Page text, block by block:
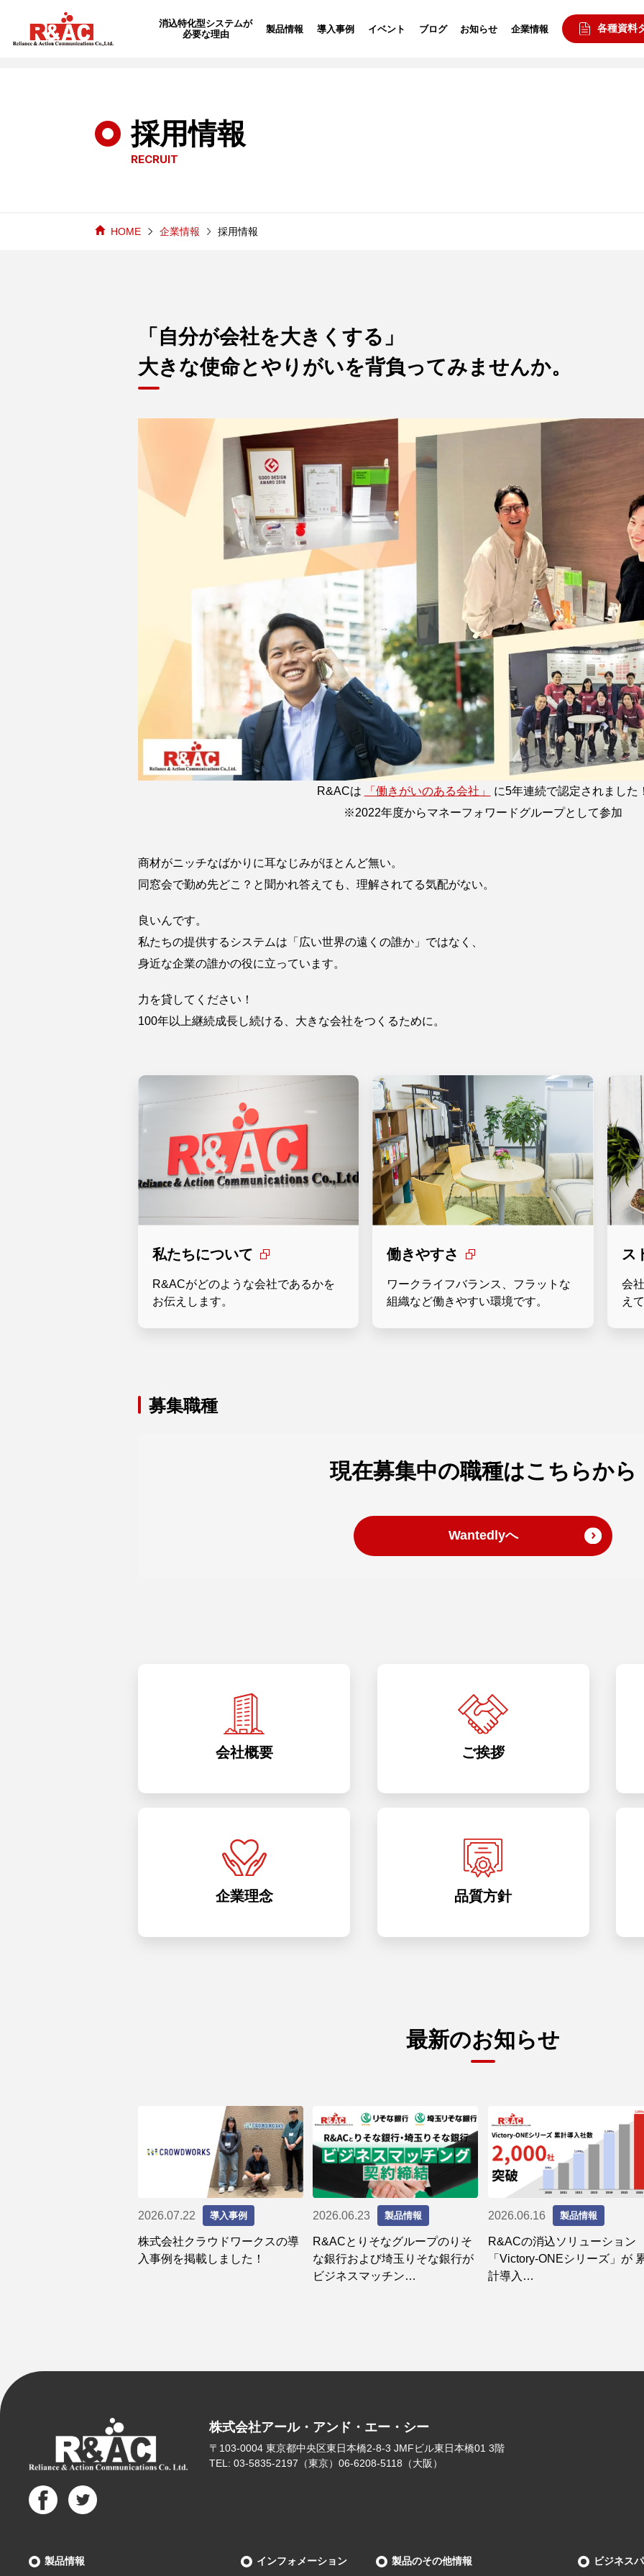
消込特化型システムが
必要な理由
製品情報 導入事例 イベント ブログ お知らせ 企業情報 各種資料
採用情報
RECRUIT
HOME 企業情報 採用情報
「自分が会社を大きくする」
大きな使命とやりがいを背負ってみませんか。
R&ACは 「働きがいのある会社」 に5年連続で認定されました
※2022年度からマネーフォワードグループとして参加
商材がニッチなばかりに耳なじみがほとんど無い。
同窓会で勤め先どこ？と聞かれ答えても、理解されてる気配がない。
良いんです。
私たちの提供するシステムは「広い世界の遠くの誰か」ではなく、
身近な企業の誰かの役に立っています。
力を貸してください！
100年以上継続成長し続ける、大きな会社をつくるために。
私たちについて
R&ACがどのような会社であるかを
お伝えします。
働きやすさ
ワークライフバランス、フラットな
組織など働きやすい環境です。
ス
会
え
募集職種
現在募集中の職種はこちらから
Wantedlyへ
会社概要 ご挨拶
企業理念 品質方針
最新のお知らせ
2026.07.22 導入事例
株式会社クラウドワークスの導
入事例を掲載しました！
2026.06.23 製品情報
R&ACとりそなグループのりそ
な銀行および埼玉りそな銀行が
ビジネスマッチン…
2026.06.16 製品情報
R&ACの消込ソリューション
「Victory-ONEシリーズ」が
計導入…
株式会社アール・アンド・エー・シー
〒103-0004 東京都中央区東日本橋2-8-3 JMFビル東日本橋01 3階
TEL: 03-5835-2197（東京）06-6208-5118（大阪）
製品情報 インフォメーション 製品のその他情報 ビジネス